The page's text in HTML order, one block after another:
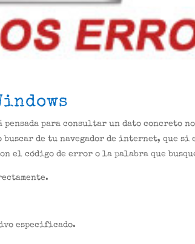
pensada para consultar un dato concreto
buscar de tu navegador de internet, que
el código de error o la palabra que
especificado.